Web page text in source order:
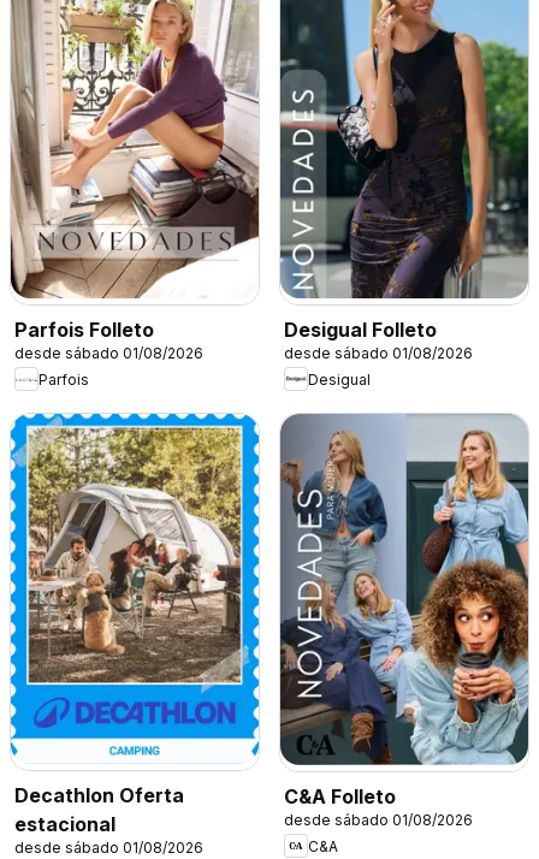
Parfois Folleto
desde sábado 01/08/2026
Parfois
Desigual Folleto
desde sábado 01/08/2026
Desigual
Decathlon Oferta
estacional
desde sábado 01/08/2026
C&A Folleto
desde sábado 01/08/2026
C&A